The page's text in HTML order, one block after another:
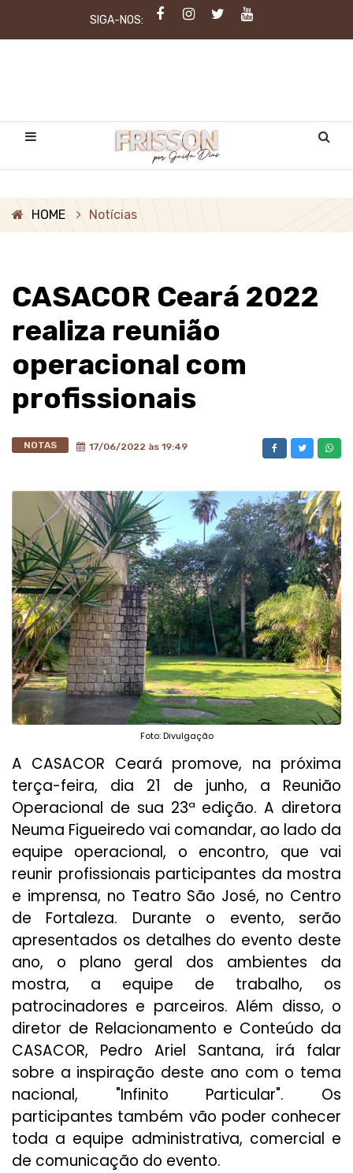
SIGA-NOS:
HOME Notícias
CASACOR Ceará 2022
realiza reunião
operacional com
profissionais
NOTAS 17/06/2022 às 19:49
Foto: Divulgação
A CASACOR Ceará promove, na próxima
terça-feira, dia 21 de junho, a Reunião
Operacional de sua 23ª edição. A diretora
Neuma Figueiredo vai comandar, ao lado da
equipe operacional, o encontro, que vai
reunir profissionais participantes da mostra
e imprensa, no Teatro São José, no Centro
de Fortaleza. Durante o evento, serão
apresentados os detalhes do evento deste
ano, o plano geral dos ambientes da
mostra, a equipe de trabalho, os
patrocinadores e parceiros. Além disso, o
diretor de Relacionamento e Conteúdo da
CASACOR, Pedro Ariel Santana, irá falar
sobre a inspiração deste ano com o tema
nacional, "Infinito Particular". Os
participantes também vão poder conhecer
toda a equipe administrativa, comercial e
de comunicação do evento.